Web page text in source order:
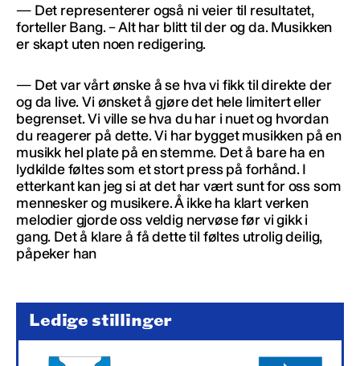
— Det representerer også ni veier til resultatet,
forteller Bang. – Alt har blitt til der og da. Musikken
er skapt uten noen redigering.
— Det var vårt ønske å se hva vi fikk til direkte der
og da live. Vi ønsket å gjøre det hele limitert eller
begrenset. Vi ville se hva du har i nuet og hvordan
du reagerer på dette. Vi har bygget musikken på en
musikk hel plate på en stemme. Det å bare ha en
lydkilde føltes som et stort press på forhånd. I
etterkant kan jeg si at det har vært sunt for oss som
mennesker og musikere. Å ikke ha klart verken
melodier gjorde oss veldig nervøse før vi gikk i
gang. Det å klare å få dette til føltes utrolig deilig,
påpeker han
Ledige stillinger